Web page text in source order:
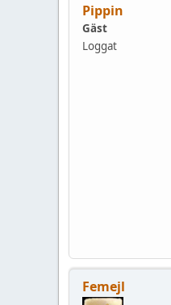
Pippin
Gäst
Loggat
Femejl